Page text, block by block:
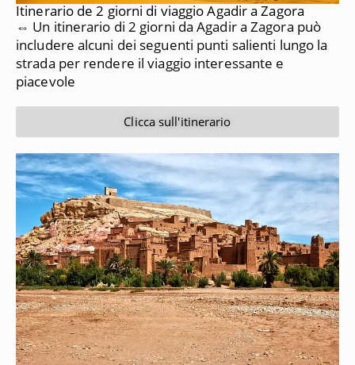
Itinerario de 2 giorni di viaggio Agadir a Zagora
⇔ Un itinerario di 2 giorni da Agadir a Zagora può
includere alcuni dei seguenti punti salienti lungo la
strada per rendere il viaggio interessante e
piacevole
Clicca sull'itinerario